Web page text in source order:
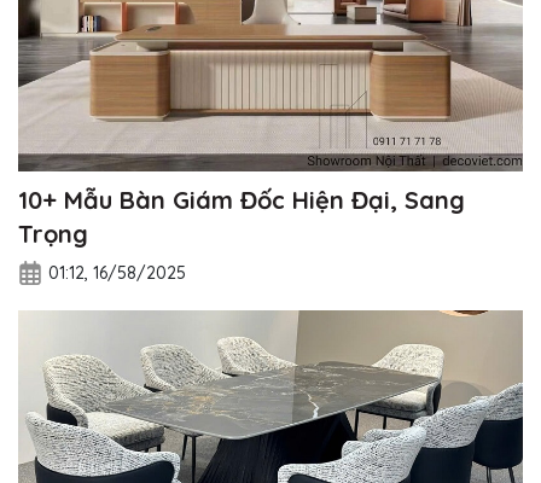
10+ Mẫu Bàn Giám Đốc Hiện Đại, Sang
Trọng
01:12, 16/58/2025